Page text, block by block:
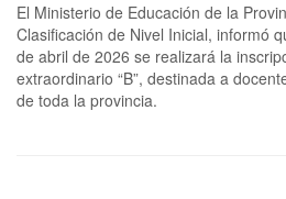
El Ministerio de Educación de la
Clasificación de Nivel Inicial, informó
de abril de 2026 se realizará la
extraordinario “B”, destinada a
de toda la provincia.